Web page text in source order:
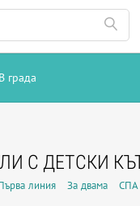
В града
С ДЕТСКИ
линия За двама СПА